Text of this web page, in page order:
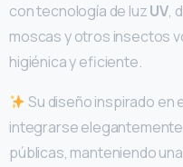
con tecnología de luzUV,
moscas y otros insectos
higiénica y eficiente.
Su diseño inspirado en
integrarse
públicas, manteniendo